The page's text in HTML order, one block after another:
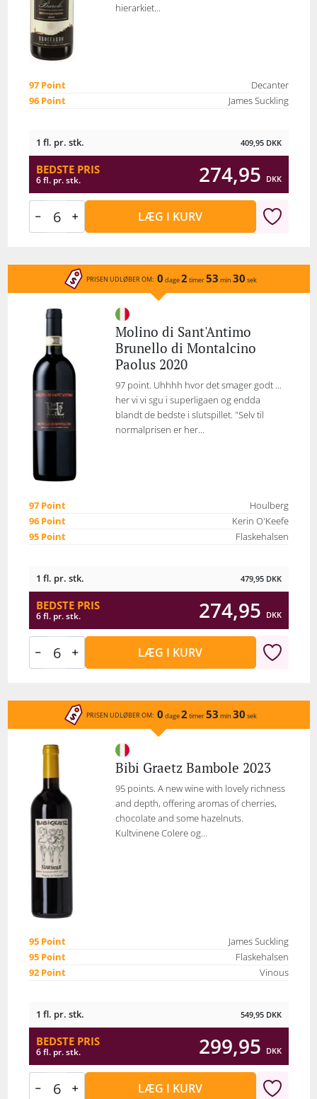
hierarkiet...
97 Point
Decanter
96 Point
James Suckling
1 fl. pr. stk. 409,95 DKK
BEDSTE PRIS
6 fl. pr. stk. 274,95 DKK
LÆG I KURV
PRISEN UDLØBER OM: 0 dage2 timer53 min 30 sek
Molino di Sant'Antimo
Brunello di Montalcino
Paolus 2020
97 point. Uhhhh hvor det smager godt ...
her vi vi sgu i superligaen og endda
blandt de bedste i slutspillet. "Selv til
normalprisen er her...
97 Point
Houlberg
96 Point
Kerin O'Keefe
95 Point
Flaskehalsen
1 fl. pr. stk. 479,95 DKK
BEDSTE PRIS
6 fl. pr. stk. 274,95 DKK
LÆG I KURV
PRISEN UDLØBER OM: 0 dage2 timer53 min 30 sek
Bibi Graetz Bambole 2023
95 points. A new wine with lovely richness
and depth, offering aromas of cherries,
chocolate and some hazelnuts.
Kultvinene Colere og...
95 Point
James Suckling
95 Point
Flaskehalsen
92 Point
Vinous
1 fl. pr. stk. 549,95 DKK
BEDSTE PRIS
6 fl. pr. stk. 299,95 DKK
LÆG I KURV